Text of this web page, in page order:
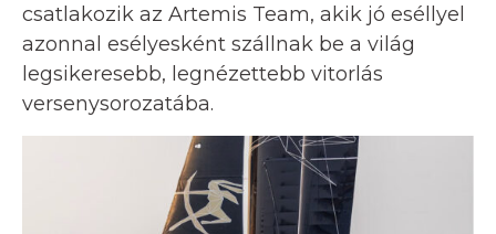
csatlakozik az Artemis Team, akik jó eséllyel
azonnal esélyesként szállnak be a világ
legsikeresebb, legnézettebb vitorlás
versenysorozatába.